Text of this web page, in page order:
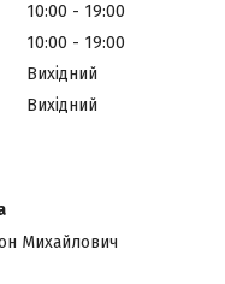
10:00
19:00
10:00
19:00
Вихідний
Вихідний
Михайлович